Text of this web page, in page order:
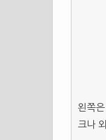
왼쪽
크나